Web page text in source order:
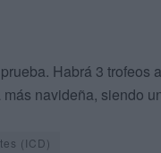
Habrá 3 trofeos
navideña, siendo
(ICD)